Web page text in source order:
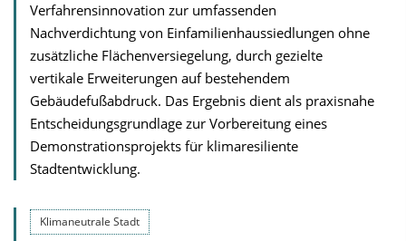
Verfahrensinnovation zur umfassenden
Nachverdichtung von Einfamilienhaussiedlungen ohne
zusätzliche Flächenversiegelung, durch gezielte
vertikale Erweiterungen auf bestehendem
Gebäudefußabdruck. Das Ergebnis dient als praxisnahe
Entscheidungsgrundlage zur Vorbereitung eines
Demonstrationsprojekts für klimaresiliente
Stadtentwicklung.
Klimaneutrale Stadt